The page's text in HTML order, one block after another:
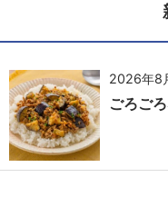
2026年8
ごろご